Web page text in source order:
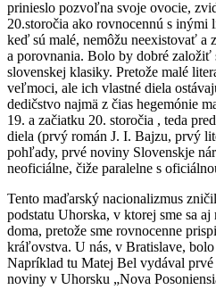
prinieslo pozvoľna svoje ovocie,
20.storočia ako rovnocennú s inými
keď sú malé, nemôžu neexistovať
a porovnania. Bolo by dobré
slovenskej klasiky. Pretože malé
veľmoci, ale ich vlastné diela
dedičstvo najmä z čias hegemónie
19. a začiatku 20. storočia , teda
diela (prvý román J. I. Bajzu, prvý
pohľady, prvé noviny Slovenskje
neoficiálne, čiže paralelne s
Tento maďarský nacionalizmus
podstatu Uhorska, v ktorej sme sa
doma, pretože sme rovnocenne
kráľovstva. U nás, v Bratislave,
Napríklad tu Matej Bel vydával
noviny v Uhorsku „Nova